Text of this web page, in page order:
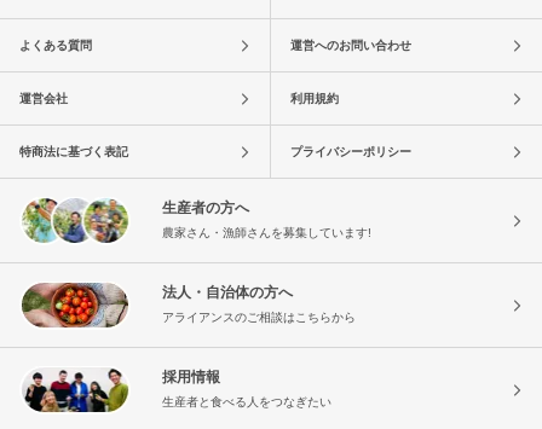
よくある質問 運営へのお問い合わせ
運営会社 利用規約
特商法に基づく表記 プライバシーポリシー
生産者の方へ
農家さん・漁師さんを募集しています!
法人・自治体の方へ
アライアンスのご相談はこちらから
採用情報
生産者と食べる人をつなぎたい